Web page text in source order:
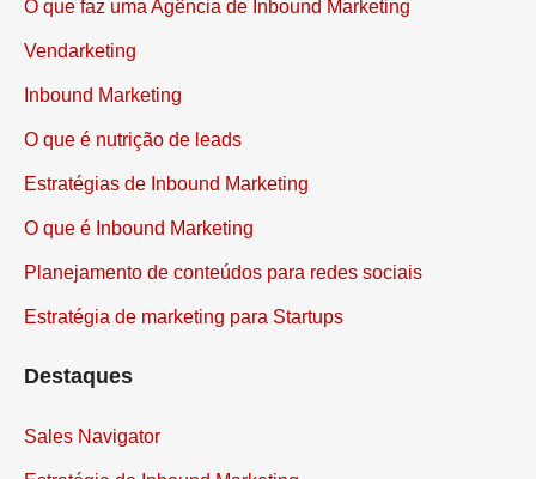
O que faz uma Agência de Inbound Marketing
Vendarketing
Inbound Marketing
O que é nutrição de leads
Estratégias de Inbound Marketing
O que é Inbound Marketing
Planejamento de conteúdos para redes sociais
Estratégia de marketing para Startups
Destaques
Sales Navigator